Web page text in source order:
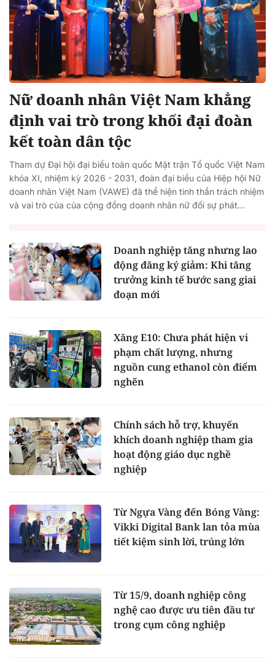
Nữ doanh nhân Việt Nam khẳng
định vai trò trong khối đại đoàn
kết toàn dân tộc
Tham dự Đại hội đại biểu toàn quốc Mặt trận Tổ quốc Việt Nam
khóa XI, nhiệm kỳ 2026 - 2031, đoàn đại biểu của Hiệp hội Nữ
doanh nhân Việt Nam (VAWE) đã thể hiện tinh thần trách nhiệm
và vai trò của của cộng đồng doanh nhân nữ đối sự phát...
Doanh nghiệp tăng nhưng lao
động đăng ký giảm: Khi tăng
trưởng kinh tế bước sang giai
đoạn mới
Xăng E10: Chưa phát hiện vi
phạm chất lượng, nhưng
nguồn cung ethanol còn điểm
nghẽn
Chính sách hỗ trợ, khuyến
khích doanh nghiệp tham gia
hoạt động giáo dục nghề
nghiệp
Từ Ngựa Vàng đến Bóng Vàng:
Vikki Digital Bank lan tỏa mùa
tiết kiệm sinh lời, trúng lớn
Từ 15/9, doanh nghiệp công
nghệ cao được ưu tiên đầu tư
trong cụm công nghiệp